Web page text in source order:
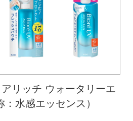
リッチ ウォータリーエ
：水感エッセンス）